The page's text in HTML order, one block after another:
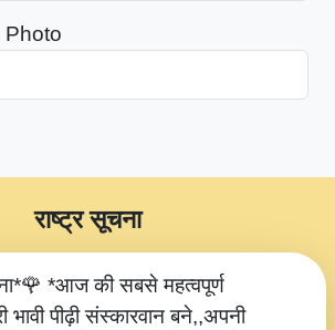
Photo
*आज की सबसे महत्वपूर्ण
भावी पीढ़ी संस्कारवान बने,,अपनी
राष्ट्र सूचना